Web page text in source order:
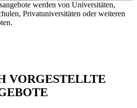
werden von Universitäten,
Privatuniversitäten oder weiteren
VORGESTELLTE